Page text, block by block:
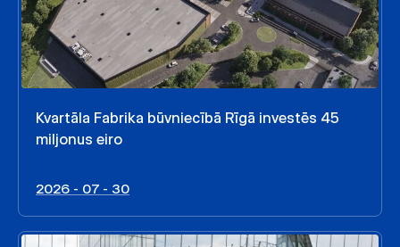
Kvartāla Fabrika būvniecībā Rīgā investēs 45
miljonus eiro
2026 - 07 - 30